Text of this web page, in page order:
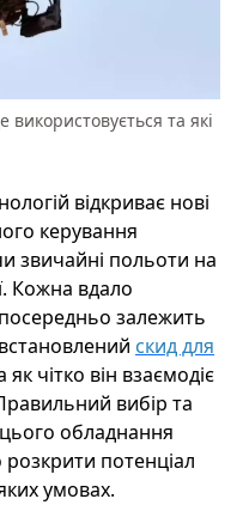
та які
відкриває нові
керування
звичайні польоти на
Кожна вдало
залежить
скид для
чітко він взаємодіє
вибір та
обладнання
потенціал
умовах.